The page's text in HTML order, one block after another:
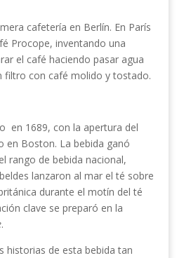
cafetería en Berlín. En París
Procope, inventando una
el café haciendo pasar agua
filtro con café molido y tostado.
en 1689, con la apertura del
en Boston. La bebida ganó
rango de bebida nacional,
lanzaron al mar el té sobre
durante el motín del té
clave se preparó en la
.
historias de esta bebida tan